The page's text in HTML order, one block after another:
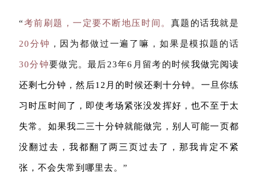
“考前刷题，一定要不断地压时间。 真题的话我就是
20分钟 ，因为都做过一遍了嘛，如果是模拟题的话
30分钟要做完。最后23年6月留考的时候我做完阅读
还剩七分钟，然后12月的时候还剩十分钟。一旦你练
习时压时间了，即使考场紧张没发挥好，也不至于太
失常。如果我二三十分钟就能做完，别人可能一页都
没翻过去，我都翻了两三页过去了，那我肯定不紧
张，不会失常到哪里去。 ”